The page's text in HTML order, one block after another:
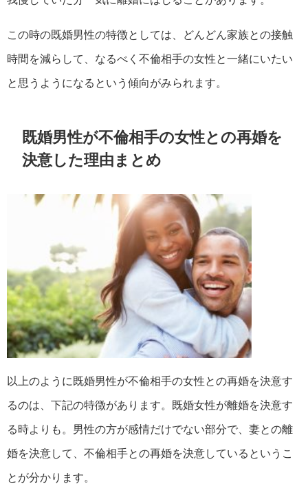
この時の既婚男性の特徴としては、どんどん家族との接触
時間を減らして、なるべく不倫相手の女性と一緒にいたい
と思うようになるという傾向がみられます。
既婚男性が不倫相手の女性との再婚を
決意した理由まとめ
以上のように既婚男性が不倫相手の女性との再婚を決意す
るのは、下記の特徴があります。既婚女性が離婚を決意す
る時よりも。男性の方が感情だけでない部分で、妻との離
婚を決意して、不倫相手との再婚を決意しているというこ
とが分かります。